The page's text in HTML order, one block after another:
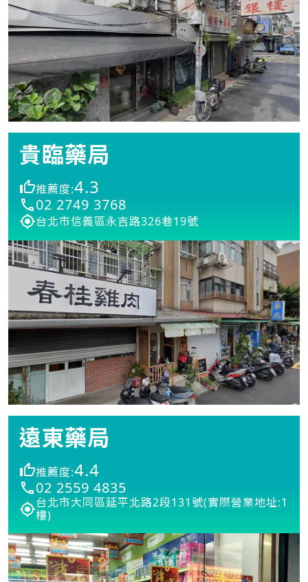
貴臨藥局
推薦度:4.3
02 2749 3768
台北市信義區永吉路326巷19號
遠東藥局
推薦度:4.4
02 2559 4835
台北市大同區延平北路2段131號(實際營業地址:1
樓)